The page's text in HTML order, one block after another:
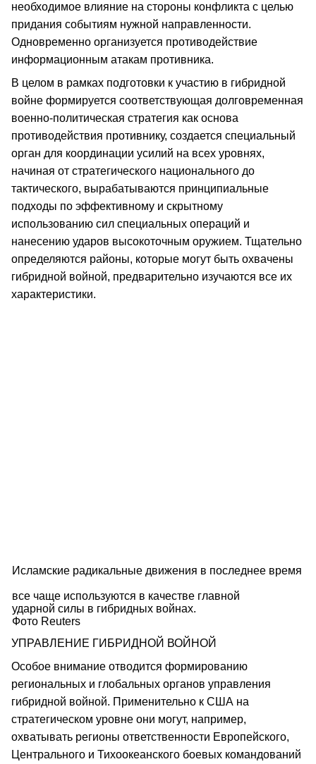
необходимое влияние на стороны конфликта с целью
придания событиям нужной направленности.
Одновременно организуется противодействие
информационным атакам противника.
В целом в рамках подготовки к участию в гибридной
войне формируется соответствующая долговременная
военно-политическая стратегия как основа
противодействия противнику, создается специальный
орган для координации усилий на всех уровнях,
начиная от стратегического национального до
тактического, вырабатываются принципиальные
подходы по эффективному и скрытному
использованию сил специальных операций и
нанесению ударов высокоточным оружием. Тщательно
определяются районы, которые могут быть охвачены
гибридной войной, предварительно изучаются все их
характеристики.
Исламские радикальные движения в последнее время
все чаще используются в качестве главной
ударной силы в гибридных войнах.
Фото Reuters
УПРАВЛЕНИЕ ГИБРИДНОЙ ВОЙНОЙ
Особое внимание отводится формированию
региональных и глобальных органов управления
гибридной войной. Применительно к США на
стратегическом уровне они могут, например,
охватывать регионы ответственности Европейского,
Центрального и Тихоокеанского боевых командований